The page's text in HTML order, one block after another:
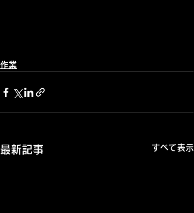
作業
最新記事 すべて表示